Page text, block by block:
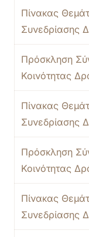
Πίνακας
Συνεδρίασης
Πρόσκληση
Κοινότητας
Πίνακας
Συνεδρίασης
Πρόσκληση
Κοινότητας
Πίνακας
Συνεδρίασης